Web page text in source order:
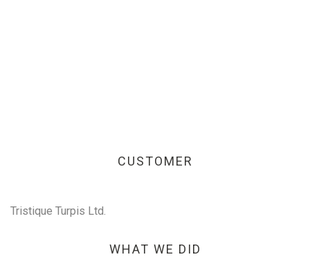
CUSTOMER
Tristique Turpis Ltd.
WHAT WE DID